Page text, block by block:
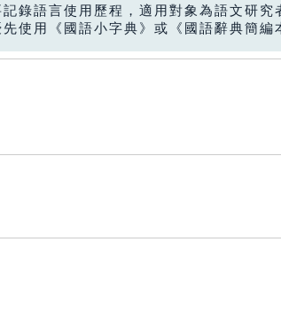
錄語言使用歷程，適用對象為語文研究
使用《國語小字典》或《國語辭典簡編